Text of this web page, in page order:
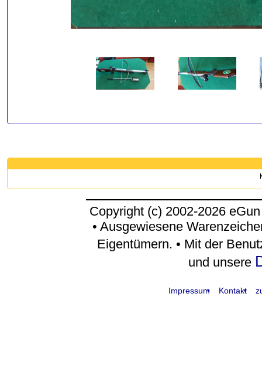
Copyright (c) 2002-2026
• Ausgewiesene
Eigentümern. • Mit der
und unsere
Impressum Kontakt